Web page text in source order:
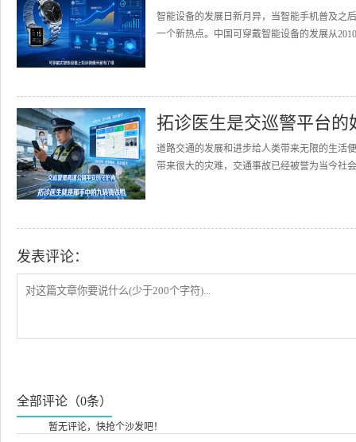
智能设备的发展日新月异，当智能手机普及之
一个新热点。中国可穿戴智能设备的发展从
拓诊医生是交巡警平台的
道路交通的发展和进步给人类带来无限的生活
带来很大的灾难，交通事故已经被誉为当今社
发表评论：
全部评论（0条）
暂无评论，快抢个沙发吧！